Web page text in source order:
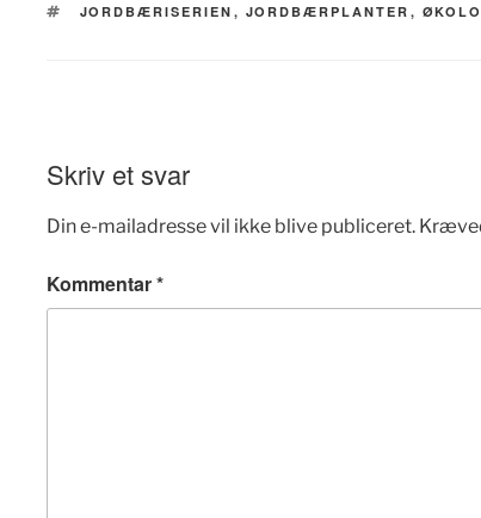
TAGS
JORDBÆRISERIEN , JORDBÆRPLANTER ,
Skriv et svar
Din e-mailadresse vil ikke blive publiceret.
Kommentar*